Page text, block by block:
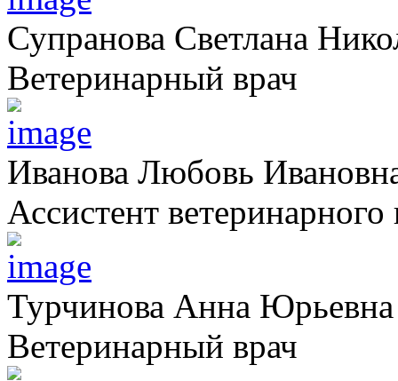
Супранова Светлана
Ветеринарный врач
Иванова Любовь
Ассистент ветеринарного
Турчинова Анна Юрьевна
Ветеринарный врач